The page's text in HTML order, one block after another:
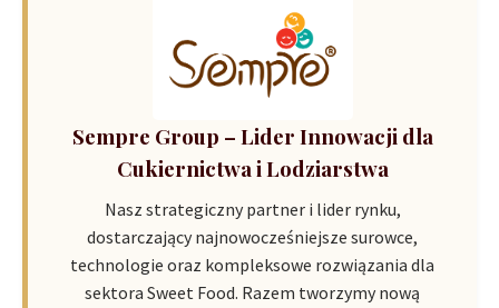
Sempre Group – Lider Innowacji dla
Cukiernictwa i Lodziarstwa
Nasz strategiczny partner i lider rynku,
dostarczający najnowocześniejsze surowce,
technologie oraz kompleksowe rozwiązania dla
sektora Sweet Food. Razem tworzymy nową